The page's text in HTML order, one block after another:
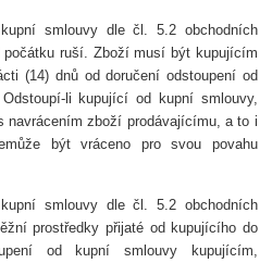
smlouvy dle čl. 5.2 obchodních
ruší. Zboží musí být kupujícím
(14) dnů od doručení odstoupení od
li kupující od kupní smlouvy,
navrácením zboží prodávajícímu, a to i
být vráceno pro svou povahu
smlouvy dle čl. 5.2 obchodních
prostředky přijaté od kupujícího do
od kupní smlouvy kupujícím,